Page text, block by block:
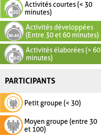
Activités courtes (< 30
minutes)
Activités développées
(Entre 30 et 60 minutes)
Activités élaborées (> 60
minutes)
PARTICIPANTS
Petit groupe (< 30)
Moyen groupe (entre 30
et 100)